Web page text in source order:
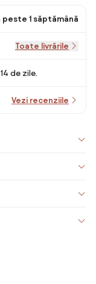
peste 1 săptămână
Toate livrările
de zile.
Vezi recenziile